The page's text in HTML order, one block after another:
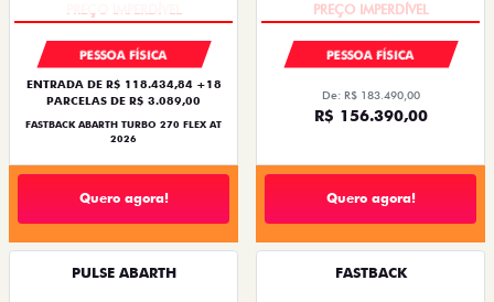
PESSOA FÍSICA
ENTRADA DE R$ 118.434,84 +18
PARCELAS DE R$ 3.089,00
FASTBACK ABARTH TURBO 270 FLEX AT
2026
Quero agora!
PESSOA FÍSICA
De: R$ 183.490,00
R$ 156.390,00
Quero agora!
PULSE ABARTH FASTBACK